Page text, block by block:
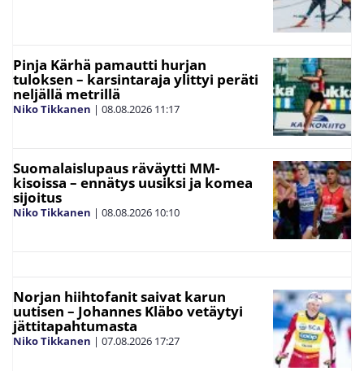
Pinja Kärhä pamautti hurjan
tuloksen – karsintaraja ylittyi peräti
neljällä metrillä
Niko Tikkanen | 08.08.2026 11:17
Suomalaislupaus räväytti MM-
kisoissa – ennätys uusiksi ja komea
sijoitus
Niko Tikkanen | 08.08.2026 10:10
Norjan hiihtofanit saivat karun
uutisen – Johannes Kläbo vetäytyi
jättitapahtumasta
Niko Tikkanen | 07.08.2026 17:27